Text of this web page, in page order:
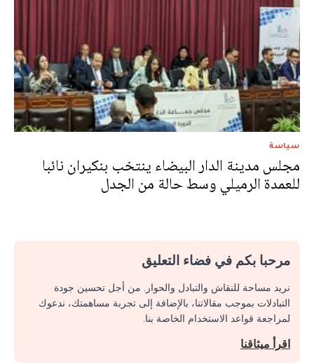
سياسة
مجلس مدينة الدار البيضاء ينتخب بنكيران نائبا
للعمدة الرميلي وسط حالة من الجدل
مرحبا بكم في فضاء التعليق
نريد مساحة للنقاش والتبادل والحوار. من أجل تحسين جودة
التبادلات بموجب مقالاتنا، بالإضافة إلى تجربة مساهمتك، ندعوك
لمراجعة قواعد الاستخدام الخاصة بنا.
اقرأ ميثاقنا